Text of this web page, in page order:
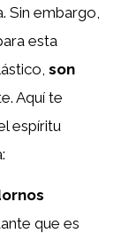
Sin embargo,
esta
son
Aquí te
espíritu
que es